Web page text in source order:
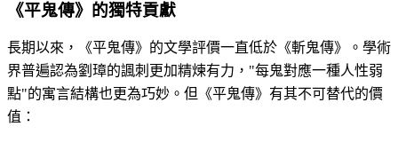
《平鬼傳》的獨特貢獻
長期以來，《平鬼傳》的文學評價一直低於《斬鬼傳》。學術
界普遍認為劉璋的諷刺更加精煉有力，"每鬼對應一種人性弱
點"的寓言結構也更為巧妙。但《平鬼傳》有其不可替代的價
值：